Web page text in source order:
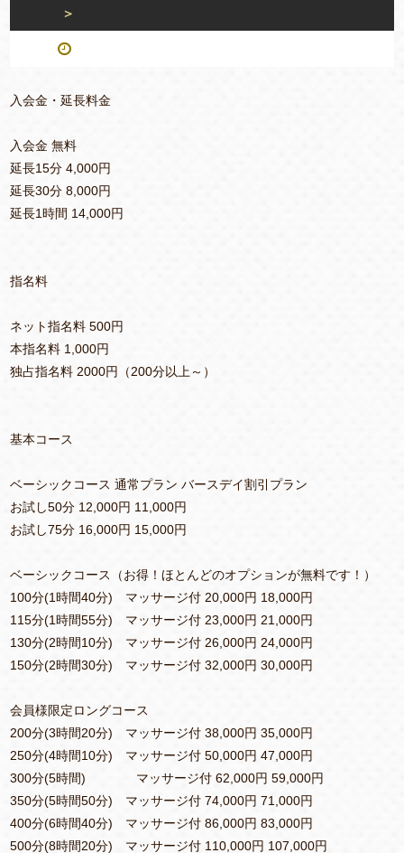
＞
入会金・延長料金
入会金 無料
延長15分 4,000円
延長30分 8,000円
延長1時間 14,000円
指名料
ネット指名料 500円
本指名料 1,000円
独占指名料 2000円（200分以上～）
基本コース
ベーシックコース 通常プラン バースデイ割引プラン
お試し50分 12,000円 11,000円
お試し75分 16,000円 15,000円
ベーシックコース（お得！ほとんどのオプションが無料です！）
100分(1時間40分) マッサージ付 20,000円 18,000円
115分(1時間55分) マッサージ付 23,000円 21,000円
130分(2時間10分) マッサージ付 26,000円 24,000円
150分(2時間30分) マッサージ付 32,000円 30,000円
会員様限定ロングコース
200分(3時間20分) マッサージ付 38,000円 35,000円
250分(4時間10分) マッサージ付 50,000円 47,000円
300分(5時間) マッサージ付 62,000円 59,000円
350分(5時間50分) マッサージ付 74,000円 71,000円
400分(6時間40分) マッサージ付 86,000円 83,000円
500分(8時間20分) マッサージ付 110,000円 107,000円